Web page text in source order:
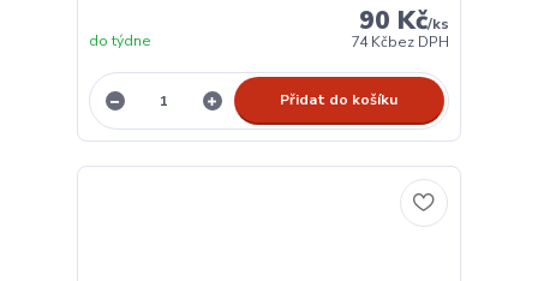
90 Kč/ks
74 Kčbez DPH
do týdne
Přidat do košíku